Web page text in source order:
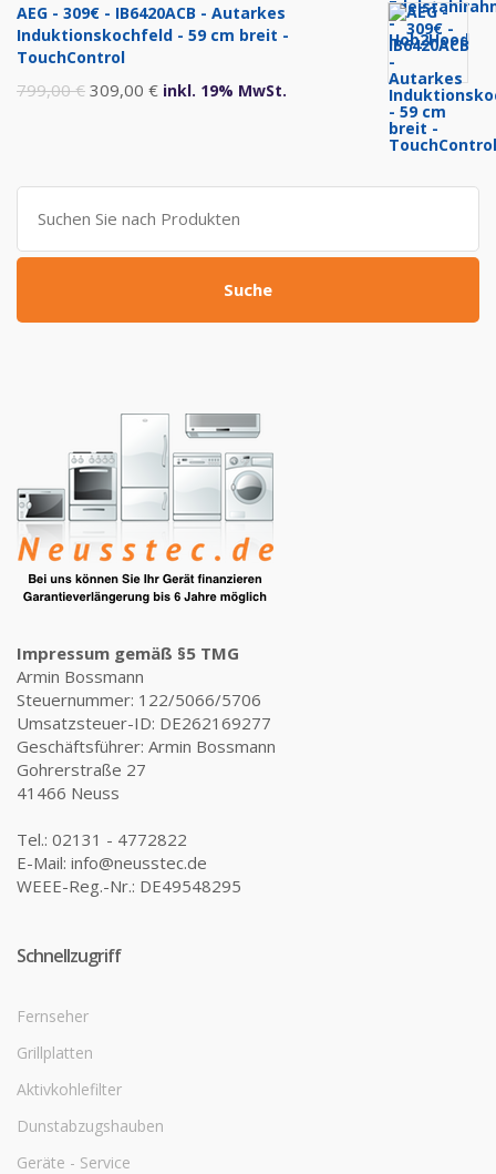
war:
999,00 €
ist:
AEG - 309€ - IB6420ACB - Autarkes
Induktionskochfeld - 59 cm breit -
TouchControl
799,00€ Ursprünglicher
799,00 €
309,00 €Aktueller
309,00 €.
inkl. 19% MwSt.
Suche
nach:
Suche
Impressum gemäß §5 TMG
Armin Bossmann
Steuernummer: 122/5066/5706
Umsatzsteuer-ID: DE262169277
Geschäftsführer: Armin Bossmann
Gohrerstraße 27
41466 Neuss
Tel.: 02131 - 4772822
E-Mail: info@neusstec.de
WEEE-Reg.-Nr.: DE49548295
Schnellzugriff
Fernseher
Grillplatten
Aktivkohlefilter
Dunstabzugshauben
Geräte - Service